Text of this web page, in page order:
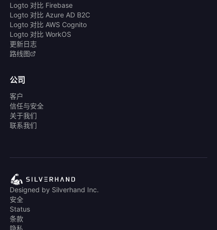
Logto 对比 Firebase
Logto 对比 Azure AD B2C
Logto 对比 AWS Cognito
Logto 对比 WorkOS
更新日志
路线图
公司
客户
信任与安全
关于我们
联系我们
Designed by Silverhand Inc.
安全
Status
条款
隐私